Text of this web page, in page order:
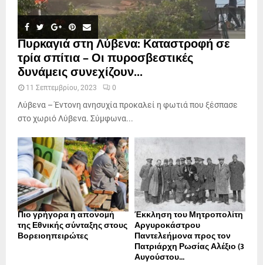
Πυρκαγιά στη Λύβενα: Καταστροφή σε
τρία σπίτια – Οι πυροσβεστικές
δυνάμεις συνεχίζουν...
11 Σεπτεμβρίου, 2023 0
Λύβενα – Έντονη ανησυχία προκαλεί η φωτιά που ξέσπασε
στο χωριό Λύβενα. Σύμφωνα...
Πιο γρήγορα η απονοµή
της Εθνικής σύνταξης στους
Βορειοηπειρώτες
Έκκληση του Μητροπολίτη
Αργυροκάστρου
Παντελεήμονα προς τον
Πατριάρχη Ρωσίας Αλέξιο (3
Αυγούστου...